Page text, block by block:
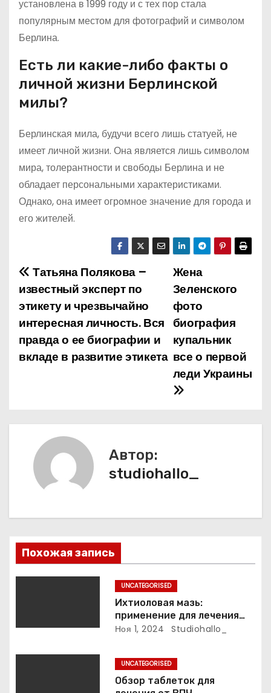
установлена в 1999 году и с тех пор стала
популярным местом для фотографий и символом
Берлина.
Есть ли какие-либо факты о
личной жизни Берлинской
милы?
Берлинская мила, будучи всего лишь статуей, не
имеет личной жизни. Она является лишь символом
мира, толерантности и свободы Берлина и не
обладает персональными характеристиками.
Однако, она имеет огромное значение для города и
его жителей.
Н
а
в
и
ц
з
а
и
с
Жена
Зеленского
фото
биография
купальник
все о первой
леди Украины
Татьяна Полякова –
известный эксперт по
этикету и чрезвычайно
интересная личность. Вся
правда о ее биографии и
вкладе в развитие этикета
Автор:
studiohallo_
Похожая запись
UNCATEGORISED
Ихтиоловая мазь:
применение для лечения
фурункулов
Ноя 1, 2024 Studiohallo_
UNCATEGORISED
Обзор таблеток для